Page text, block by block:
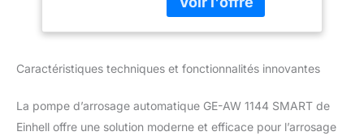
avec une pression
automatique, le groupe
marche ou s’arrête
automatiquement si un
Caractéristiques techniques et fonctionnalités innovantes
La pompe d’arrosage automatique GE-AW 1144 SMART de
Einhell offre une solution moderne et efficace pour l’arrosage